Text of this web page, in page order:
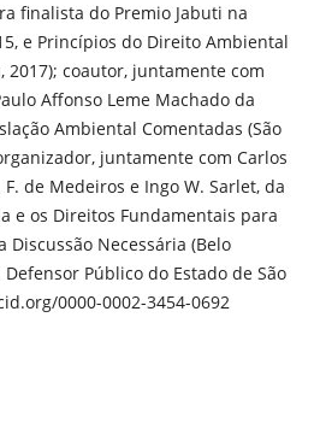
finalista do Premio Jabuti na
e Princípios do Direito Ambiental
2017); coautor, juntamente com
Affonso Leme Machado da
Ambiental Comentadas (São
juntamente com Carlos
de Medeiros e Ingo W. Sarlet, da
e os Direitos Fundamentais para
Discussão Necessária (Belo
Público do Estado de São
0000-0002-3454-0692